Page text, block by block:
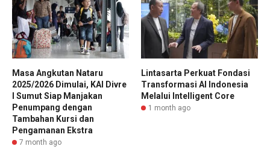
Masa Angkutan Nataru
2025/2026 Dimulai, KAI Divre
I Sumut Siap Manjakan
Penumpang dengan
Tambahan Kursi dan
Pengamanan Ekstra
7 month ago
Lintasarta Perkuat Fondasi
Transformasi AI Indonesia
Melalui Intelligent Core
1 month ago